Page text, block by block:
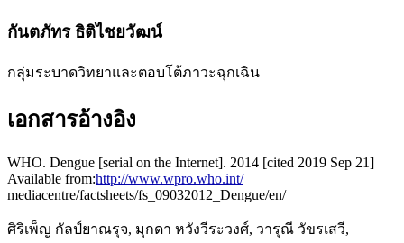
กันตภัทร ธิติไชยวัฒน์
กลุ่มระบาดวิทยาและตอบโต้ภาวะฉุกเฉิน
เอกสารอ้างอิง
WHO. Dengue [serial on the Internet]. 2014 [cited 2019 Sep 21]
Available from:http://www.wpro.who.int/
mediacentre/factsheets/fs_09032012_Dengue/en/
ศิริเพ็ญ กัลป์ยาณรุจ, มุกดา หวังวีระวงศ์, วารุณี วัขรเสวี,